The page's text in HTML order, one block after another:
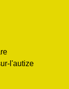
l'autize